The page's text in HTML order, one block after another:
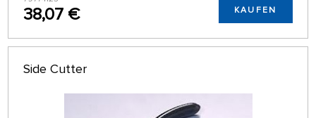
38,07 € KAUFEN
Side Cutter